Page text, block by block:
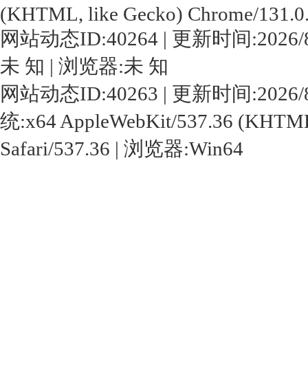
(KHTML, like Gecko) Chrome/
网站动态ID:40264 | 更新时间
未 知 | 浏览器:未 知
网站动态ID:40263 | 更新时间
统:x64 AppleWebKit/537.36
Safari/537.36 | 浏览器:Win64